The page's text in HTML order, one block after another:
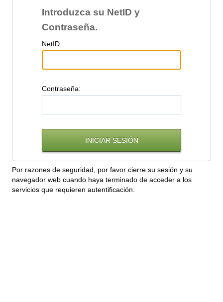
Introduzca su NetID y
Contraseña.
NetID:
Contraseña:
Por razones de seguridad, por favor cierre su sesión y su
navegador web cuando haya terminado de acceder a los
servicios que requieren autentificación.